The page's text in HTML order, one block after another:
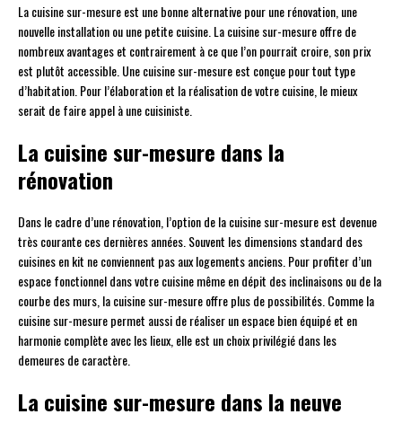
La cuisine sur-mesure est une bonne alternative pour une rénovation, une
nouvelle installation ou une petite cuisine. La cuisine sur-mesure offre de
nombreux avantages et contrairement à ce que l’on pourrait croire, son prix
est plutôt accessible. Une cuisine sur-mesure est conçue pour tout type
d’habitation. Pour l’élaboration et la réalisation de votre cuisine, le mieux
serait de faire appel à une cuisiniste.
La cuisine sur-mesure dans la
rénovation
Dans le cadre d’une rénovation, l’option de la cuisine sur-mesure est devenue
très courante ces dernières années. Souvent les dimensions standard des
cuisines en kit ne conviennent pas aux logements anciens. Pour profiter d’un
espace fonctionnel dans votre cuisine même en dépit des inclinaisons ou de la
courbe des murs, la cuisine sur-mesure offre plus de possibilités. Comme la
cuisine sur-mesure permet aussi de réaliser un espace bien équipé et en
harmonie complète avec les lieux, elle est un choix privilégié dans les
demeures de caractère.
La cuisine sur-mesure dans la neuve